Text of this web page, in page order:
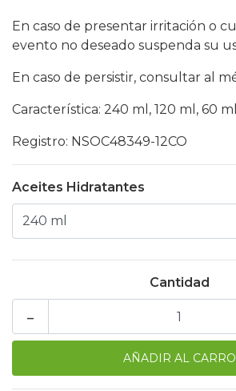
En caso de presentar irritación o
evento no deseado suspenda su
En caso de persistir, consultar al
Característica: 240 ml, 120 ml, 60 ml
Registro: NSOC48349-12CO
Aceites Hidratantes
Cantidad
-